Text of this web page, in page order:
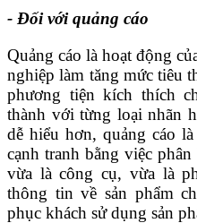
- Đối với quảng cáo
Quảng cáo là hoạt động
nghiệp làm tăng mức tiêu
phương tiện kích thích
thành với từng loại nhãn
dễ hiểu hơn, quảng cáo
cạnh tranh bằng việc
vừa là công cụ, vừa là
thông tin về sản phẩm
phục khách sử dụng sản